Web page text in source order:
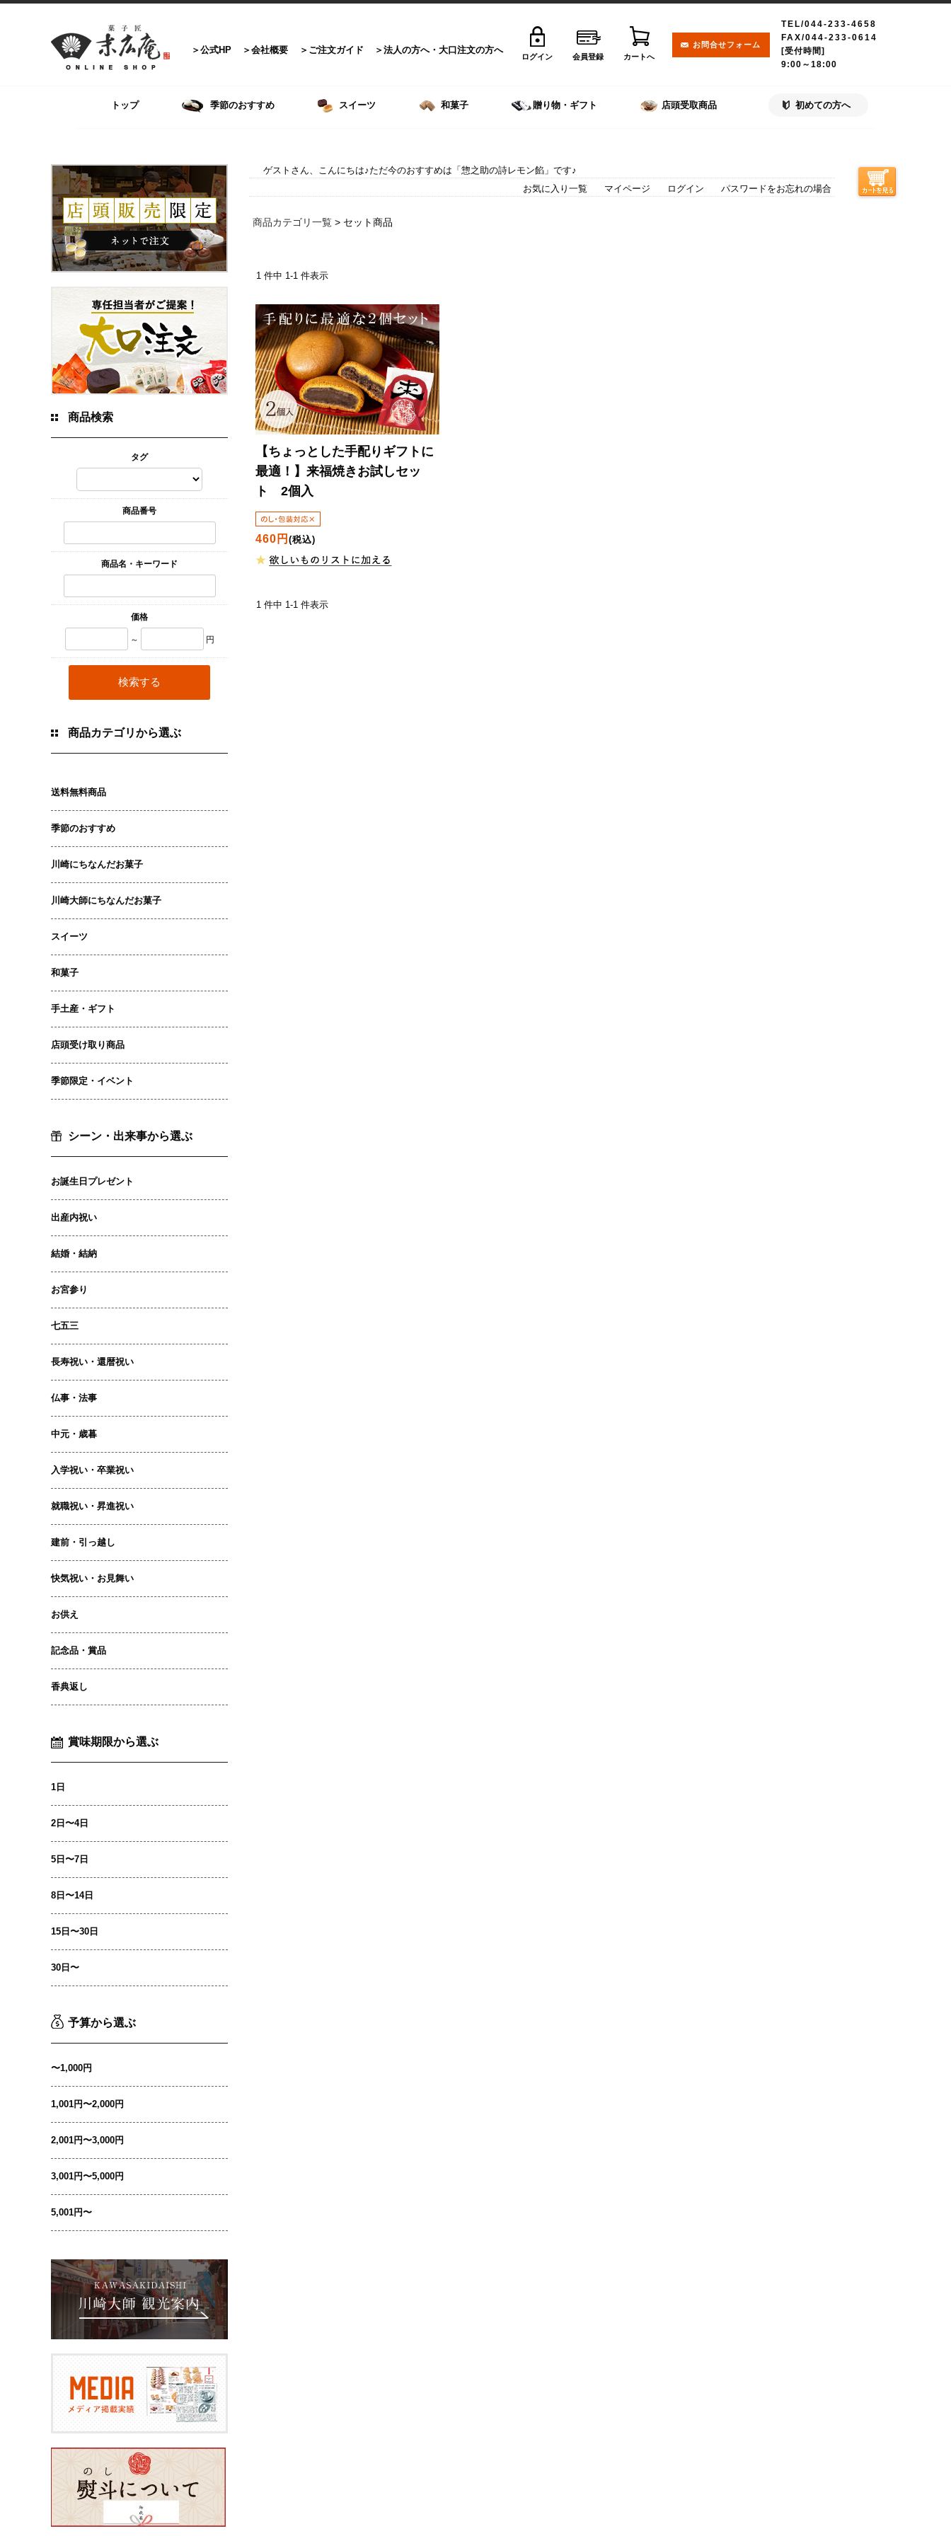
公式HP 会社概要 ご注文ガイド 法人の方へ・大口注文の方へ
ログイン 会員登録 カートへ
お問合せフォーム
TEL/044-233-4658
FAX/044-233-0614
[受付時間]
9:00～18:00
トップ 季節のおすすめ スイーツ 和菓子 贈り物・ギフト 店頭受取商品 初めての方へ
商品検索
タグ
商品番号
商品名・キーワード
価格
～ 円
商品カテゴリから選ぶ
送料無料商品
季節のおすすめ
川崎にちなんだお菓子
川崎大師にちなんだお菓子
スイーツ
和菓子
手土産・ギフト
店頭受け取り商品
季節限定・イベント
シーン・出来事から選ぶ
お誕生日プレゼント
出産内祝い
結婚・結納
お宮参り
七五三
長寿祝い・還暦祝い
仏事・法事
中元・歳暮
入学祝い・卒業祝い
就職祝い・昇進祝い
建前・引っ越し
快気祝い・お見舞い
お供え
記念品・賞品
香典返し
賞味期限から選ぶ
1日
2日〜4日
5日〜7日
8日〜14日
15日〜30日
30日〜
予算から選ぶ
〜1,000円
1,001円〜2,000円
2,001円〜3,000円
3,001円〜5,000円
5,001円〜
ゲストさん、こんにちは♪ただ今のおすすめは「惣之助の詩レモン餡」です♪
お気に入り一覧
マイページ ログイン パスワードをお忘れの場合
商品カテゴリ一覧 > セット商品
1 件中 1-1 件表示
【ちょっとした手配りギフトに
最適！】来福焼きお試しセッ
ト 2個入
460円(税込)
1 件中 1-1 件表示